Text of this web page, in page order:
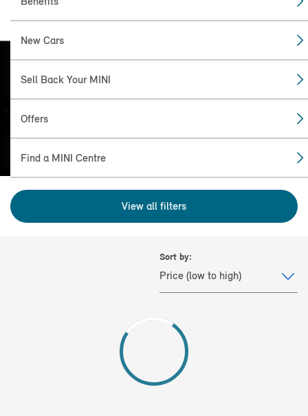
New Cars
Sell Back Your MINI
Offers
Find a MINI Centre
FIND THE
MINI FOR YOU
View all filters
Sort by: